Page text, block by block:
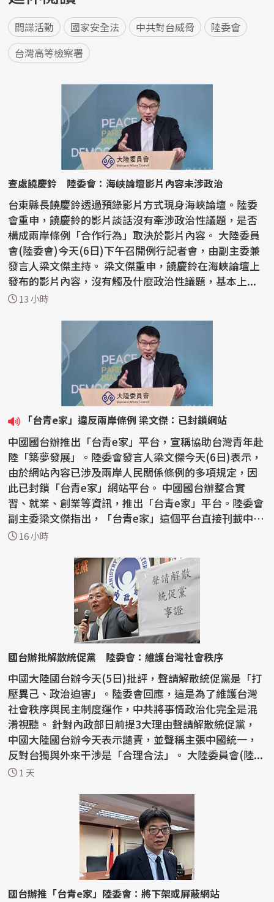
間諜活動 國家安全法 中共對台威脅
陸委會
台灣高等檢察署
查處饒慶鈴 陸委會：海峽論壇影片內容未涉政治
台東縣長饒慶鈴透過預錄影片方式現身海峽論壇。陸委
會重申，饒慶鈴的影片談話沒有牽涉政治性議題，是否
構成兩岸條例「合作行為」取決於影片內容。 大陸委員
會(陸委會)今天(6日)下午召開例行記者會，由副主委兼
發言人梁文傑主持。 梁文傑重申，饒慶鈴在海峽論壇上
發布的影片內容，沒有觸及什麼政治性議題，基本上...
13 小時
「台青e家」違反兩岸條例 梁文傑：已封鎖網站
中國國台辦推出「台青e家」平台，宣稱協助台灣青年赴
陸「築夢發展」。陸委會發言人梁文傑今天(6日)表示，
由於網站內容已涉及兩岸人民關係條例的多項規定，因
此已封鎖「台青e家」網站平台。 中國國台辦整合實
習、就業、創業等資訊，推出「台青e家」平台。陸委會
副主委梁文傑指出，「台青e家」這個平台直接刊載中國
大陸...
16 小時
國台辦批解散統促黨 陸委會：維護台灣社會秩序
中國大陸國台辦今天(5日)批評，聲請解散統促黨是「打
壓異己、政治迫害」。陸委會回應，這是為了維護台灣
社會秩序與民主制度運作，中共將事情政治化完全是混
淆視聽。 針對內政部日前提3大理由聲請解散統促黨，
中國大陸國台辦今天表示譴責，並聲稱主張中國統一，
反對台獨與外來干涉是「合理合法」。 大陸委員會(陸...
1 天
國台辦推「台青e家」陸委會：將下架或屏蔽網站